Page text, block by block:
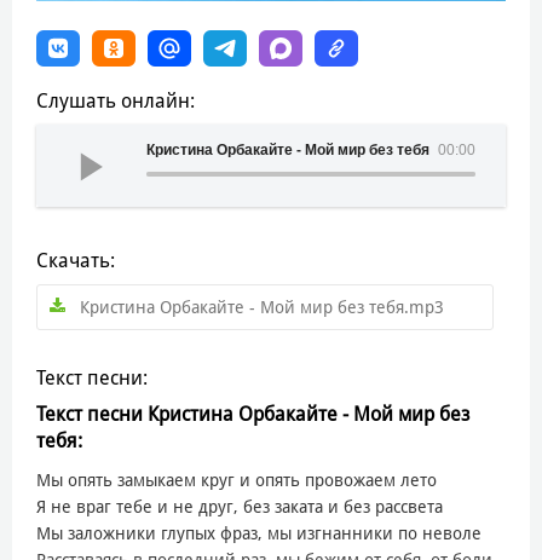
Слушать онлайн:
00:00
Кристина Орбакайте - Мой мир без тебя
Скачать:
Кристина Орбакайте - Мой мир без тебя.mp3
Текст песни:
Текст песни Кристина Орбакайте - Мой мир без
тебя:
Мы опять замыкаем круг и опять провожаем лето
Я не враг тебе и не друг, без заката и без рассвета
Мы заложники глупых фраз, мы изгнанники по неволе